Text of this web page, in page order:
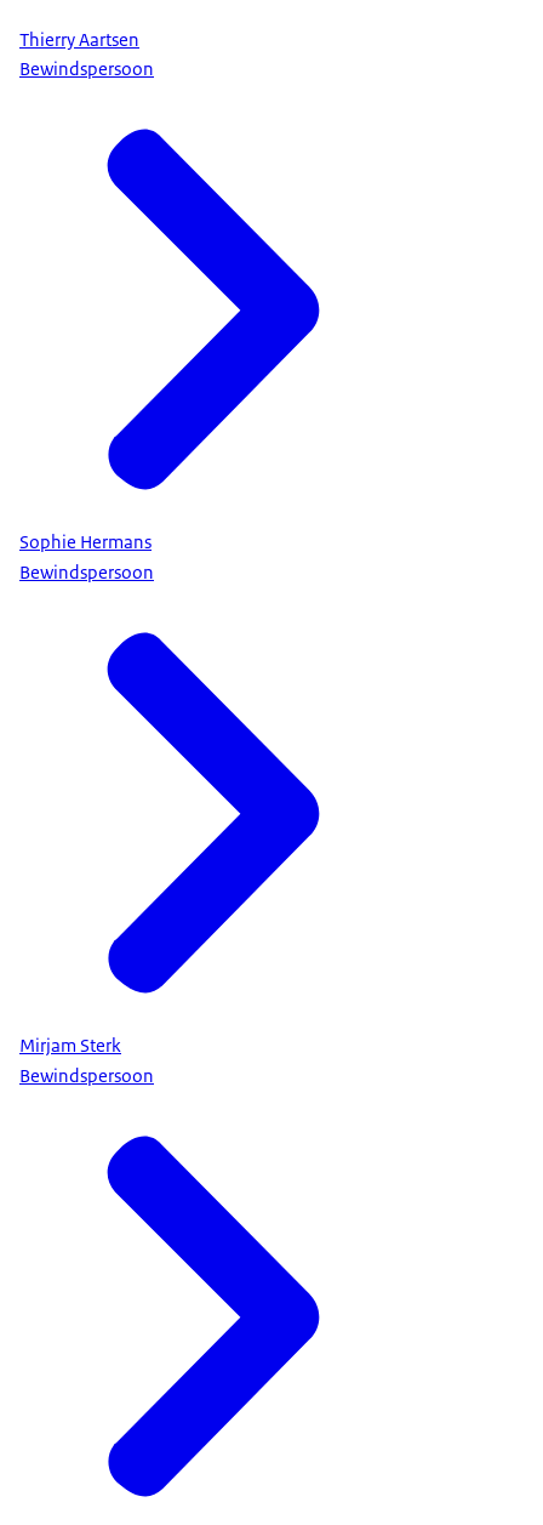
Thierry Aartsen
Bewindspersoon
Sophie Hermans
Bewindspersoon
Mirjam Sterk
Bewindspersoon